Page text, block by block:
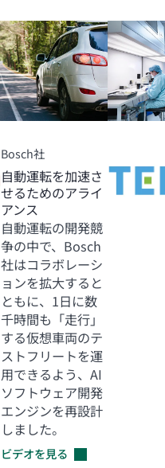
Bosch社
自動運転を加速さ
せるためのアライ
アンス
自動運転の開発競
争の中で、Bosch
社はコラボレーシ
ョンを拡大すると
ともに、1日に数
千時間も「走行」
する仮想車両のテ
ストフリートを運
用できるよう、AI
ソフトウェア開発
エンジンを再設計
しました。
ビデオを見る